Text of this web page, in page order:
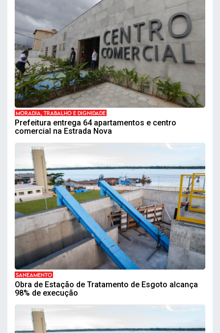
MORADIA, TRABALHO E DIGNIDADE
Prefeitura entrega 64 apartamentos e centro
comercial na Estrada Nova
SANEAMENTO
Obra de Estação de Tratamento de Esgoto alcança
98% de execução